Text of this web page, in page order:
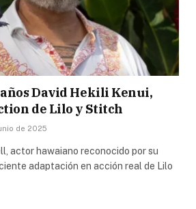
años David Hekili Kenui,
de Lilo y Stitch
de 2025
actor hawaiano reconocido por su
adaptación en acción real de Lilo